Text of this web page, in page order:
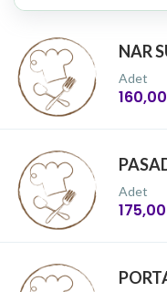
NAR
Adet
160,00
Adet
175,00